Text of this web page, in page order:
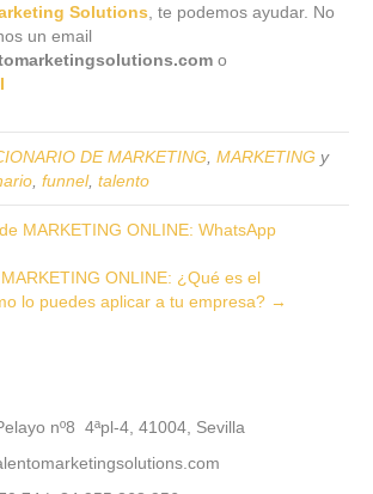
Solutions , te podemos ayudar. No
un email
o
DE MARKETING MARKETING y
funnel, talento
MARKETING ONLINE: WhatsApp
ONLINE: ¿Qué es el
lo puedes aplicar a tu empresa? →
nº8 4ªpl-4, 41004, Sevilla